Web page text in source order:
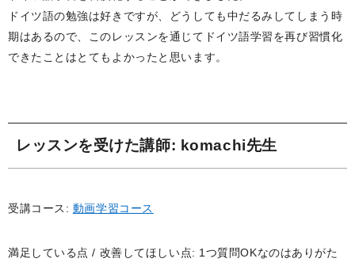
ドイツ語の勉強は好きですが、どうしても中だるみしてしまう時
期はあるので、このレッスンを通じてドイツ語学習を再び習慣化
できたことはとてもよかったと思います。
レッスンを受けた講師: komachi先生
受講コース: 動画学習コース
満足している点 / 改善してほしい点: 1つ質問OKなのはありがた